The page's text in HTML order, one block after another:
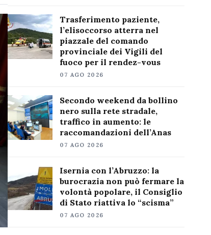
Trasferimento paziente,
l’elisoccorso atterra nel
piazzale del comando
provinciale dei Vigili del
fuoco per il rendez-vous
07 AGO 2026
Secondo weekend da bollino
nero sulla rete stradale,
traffico in aumento: le
raccomandazioni dell’Anas
07 AGO 2026
Isernia con l’Abruzzo: la
burocrazia non può fermare la
volontà popolare, il Consiglio
di Stato riattiva lo “scisma”
07 AGO 2026